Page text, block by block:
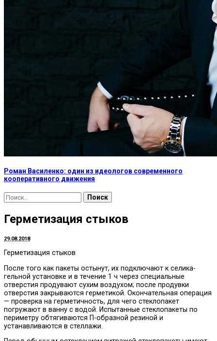
Роман Василенко: один из идеологов современного
кооперативного движения
Найти:
Герметизация стыков
29.08.2018
Герметизация стыков
После того как пакеты остынут, их подключают к селика-
гельной установке и в течение 1 ч через специальные
отверстия продувают сухим воздухом; после продувки
отверстия закрываются герметикой. Окончательная операция
— проверка на герметичность, для чего стеклопакет
погружают в ванну с водой. Испытанные стеклопакеты по
периметру обтягиваются П-образной резиной и
устанавливаются в стеллажи.